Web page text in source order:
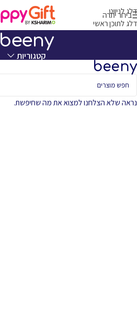
דלג לניווט
דלג לתוכן ראשי
בירור יתרה
beeny
קטגוריות
beeny
נראה שלא הצלחנו למצוא את מה שחיפשת.